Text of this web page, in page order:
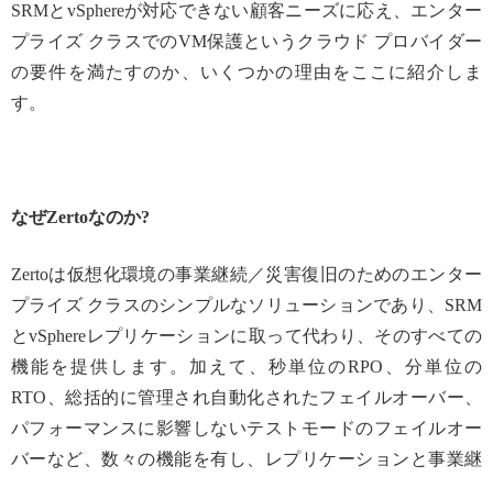
SRMとvSphereが対応できない顧客ニーズに応え、エンター
プライズ クラスでのVM保護というクラウド プロバイダー
の要件を満たすのか、いくつかの理由をここに紹介しま
す。
なぜZertoなのか?
Zertoは仮想化環境の事業継続／災害復旧のためのエンター
プライズ クラスのシンプルなソリューションであり、SRM
とvSphereレプリケーションに取って代わり、そのすべての
機能を提供します。加えて、秒単位のRPO、分単位の
RTO、総括的に管理され自動化されたフェイルオーバー、
パフォーマンスに影響しないテストモードのフェイルオー
バーなど、数々の機能を有し、レプリケーションと事業継